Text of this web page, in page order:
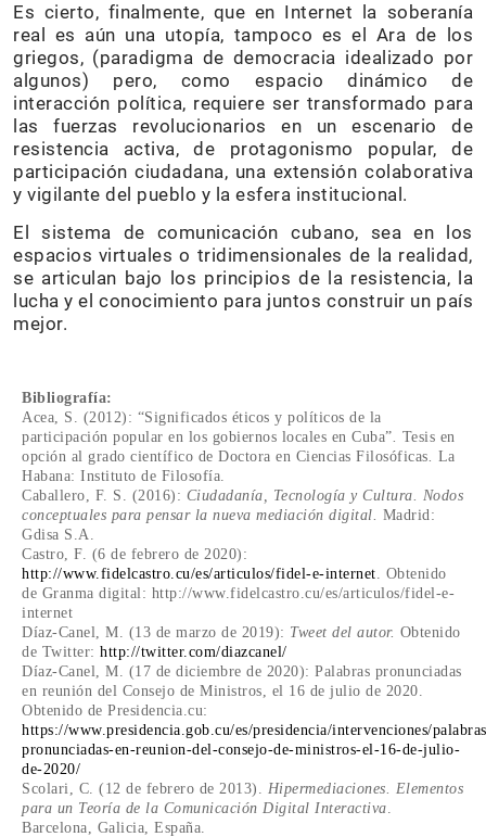
Es cierto, finalmente, que en Internet la soberanía
real es aún una utopía, tampoco es el Ara de los
griegos, (paradigma de democracia idealizado por
algunos) pero, como espacio dinámico de
interacción política, requiere ser transformado para
las fuerzas revolucionarios en un escenario de
resistencia activa, de protagonismo popular, de
participación ciudadana, una extensión colaborativa
y vigilante del pueblo y la esfera institucional.
El sistema de comunicación cubano, sea en los
espacios virtuales o tridimensionales de la realidad,
se articulan bajo los principios de la resistencia, la
lucha y el conocimiento para juntos construir un país
mejor.
Bibliografía:
Acea, S. (2012): “Significados éticos y políticos de la
participación popular en los gobiernos locales en Cuba”
Tesis en
opción al grado científico de Doctora en Ciencias Filosóficas
La
Habana: Instituto de Filosofía.
Caballero, F. S. (2016): Ciudadanía, Tecnología y Cultura. Nodos
conceptuales para pensar la nueva mediación digital.
Madrid:
Gdisa S.A.
Castro, F. (6 de febrero de 2020):
http://www.fidelcastro.cu/es/articulos/fidel-e-internet . Obtenido
de Granma digital: http://www.fidelcastro.cu/es/articulos/fidel-e-
internet
Díaz-Canel, M. (13 de marzo de 2019): Tweet del autor. Obtenido
de Twitter: http://twitter.com/diazcanel/
Díaz-Canel, M. (17 de diciembre de 2020): Palabras pronunciadas
en reunión del Consejo de Ministros, el 16 de julio de 2020.
Obtenido de Presidencia.cu:
https://www.presidencia.gob.cu/es/presidencia/intervenciones/
pronunciadas-en-reunion-del-consejo-de-ministros-el-16-de-julio-
de-2020/
Scolari, C. (12 de febrero de 2013). Hipermediaciones. Elementos
para un Teoría de la Comunicación Digital Interactiva
Barcelona, Galicia, España.